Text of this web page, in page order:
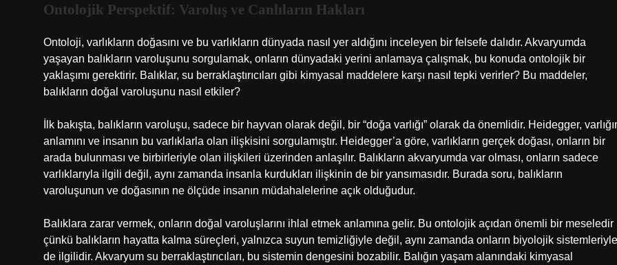
Ontolojik Perspektif: Varoluş ve Canlıların Hakları
Ontoloji, varlıkların doğasını ve bu varlıkların dünyada nasıl yer aldığını inceleyen bir felsefe dalıdır. Akvaryumda
yaşayan balıkların varoluşunu sorgulamak, onların dünyadaki yerini anlamaya çalışmak, bu konuda ontolojik bir
yaklaşımı gerektirir. Balıklar, su berraklaştırıcıları gibi kimyasal maddelere karşı nasıl tepki verirler? Bu maddeler,
balıkların doğal varoluşunu nasıl etkiler?
İlk bakışta, balıkların varoluşu, sadece bir hayvan olarak değil, bir “doğa varlığı” olarak da önemlidir. Heidegger,
anlamını ve insanın bu varlıklarla olan ilişkisini sorgulamıştır. Heidegger’a göre, varlıkların gerçek doğası, onların bir
arada bulunması ve birbirleriyle olan ilişkileri üzerinden anlaşılır. Balıkların akvaryumda var olması, onların sadece
varlıklarıyla ilgili değil, aynı zamanda insanla kurdukları ilişkinin de bir yansımasıdır. Burada soru, balıkların
varoluşunun ve doğasının ne ölçüde insanın müdahalelerine açık olduğudur.
Balıklara zarar vermek, onların doğal varoluşlarını ihlal etmek anlamına gelir. Bu ontolojik açıdan önemli bir meseledir
çünkü balıkların hayatta kalma süreçleri, yalnızca suyun temizliğiyle değil, aynı zamanda onların biyolojik sistemleriyle
de ilgilidir. Akvaryum su berraklaştırıcıları, bu sistemin dengesini bozabilir. Balığın yaşam alanındaki kimyasal